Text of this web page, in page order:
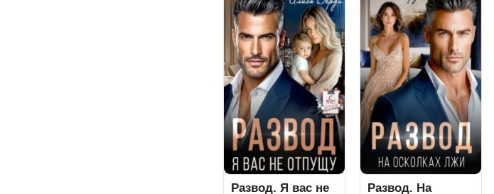
Развод. Я вас не
Развод. На